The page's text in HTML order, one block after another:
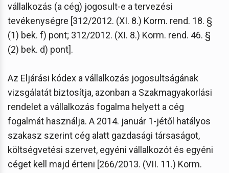
vállalkozás (a cég) jogosult-e a tervezési
tevékenységre [312/2012. (XI. 8.) Korm. rend. 18. §
(1) bek. f) pont; 312/2012. (XI. 8.) Korm. rend. 46. §
(2) bek. d) pont].
Az Eljárási kódex a vállalkozás jogosultságának
vizsgálatát biztosítja, azonban a Szakmagyakorlási
rendelet a vállalkozás fogalma helyett a cég
fogalmát használja. A 2014. január 1-jétől hatályos
szakasz szerint cég alatt gazdasági társaságot,
költségvetési szervet, egyéni vállalkozót és egyéni
céget kell majd érteni [266/2013. (VII. 11.) Korm.